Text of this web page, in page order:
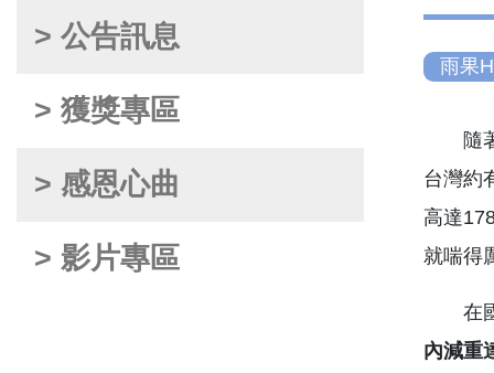
> 公告訊息
> 獲獎專區
> 感恩心曲
> 影片專區
雨果
隨著
台灣約
高達
就喘得
在國
內減重